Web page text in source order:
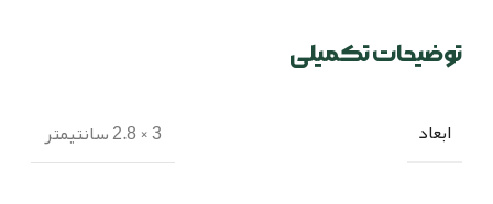
توضیحات تکمیلی
ابعاد 3 × 2.8 سانتیمتر